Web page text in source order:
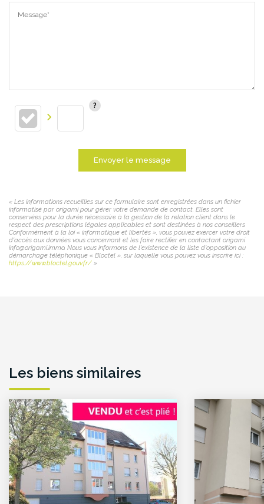
Message*
Envoyer le message
« Les informations recueillies sur ce formulaire sont enregistrées dans un fichier
informatisé par origami pour gérer votre demande de contact. Elles sont
conservées pour la durée nécessaire à la gestion de la relation client dans le
respect des prescriptions légales applicables et sont destinées à nos conseillers
Conformément à la loi « informatique et libertés », vous pouvez exercer votre droit
d'accès aux données vous concernant et les faire rectifier en contactant origami
info@origami.immo. Nous vous informons de l'existence de la liste d'opposition au
démarchage téléphonique « Bloctel », sur laquelle vous pouvez vous inscrire ici :
https://www.bloctel.gouv.fr/ »
Les biens similaires